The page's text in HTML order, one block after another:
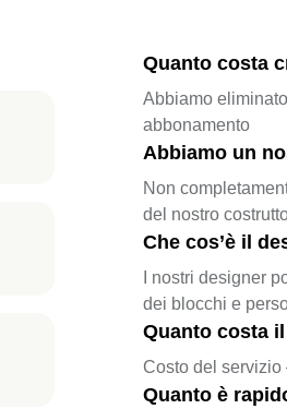
Quanto costa
Abbiamo
abbonamento
Abbiamo un
Non
del nostro
Che cos’è il
I nostri designer
dei blocchi e
Quanto costa
Costo del
Quanto è